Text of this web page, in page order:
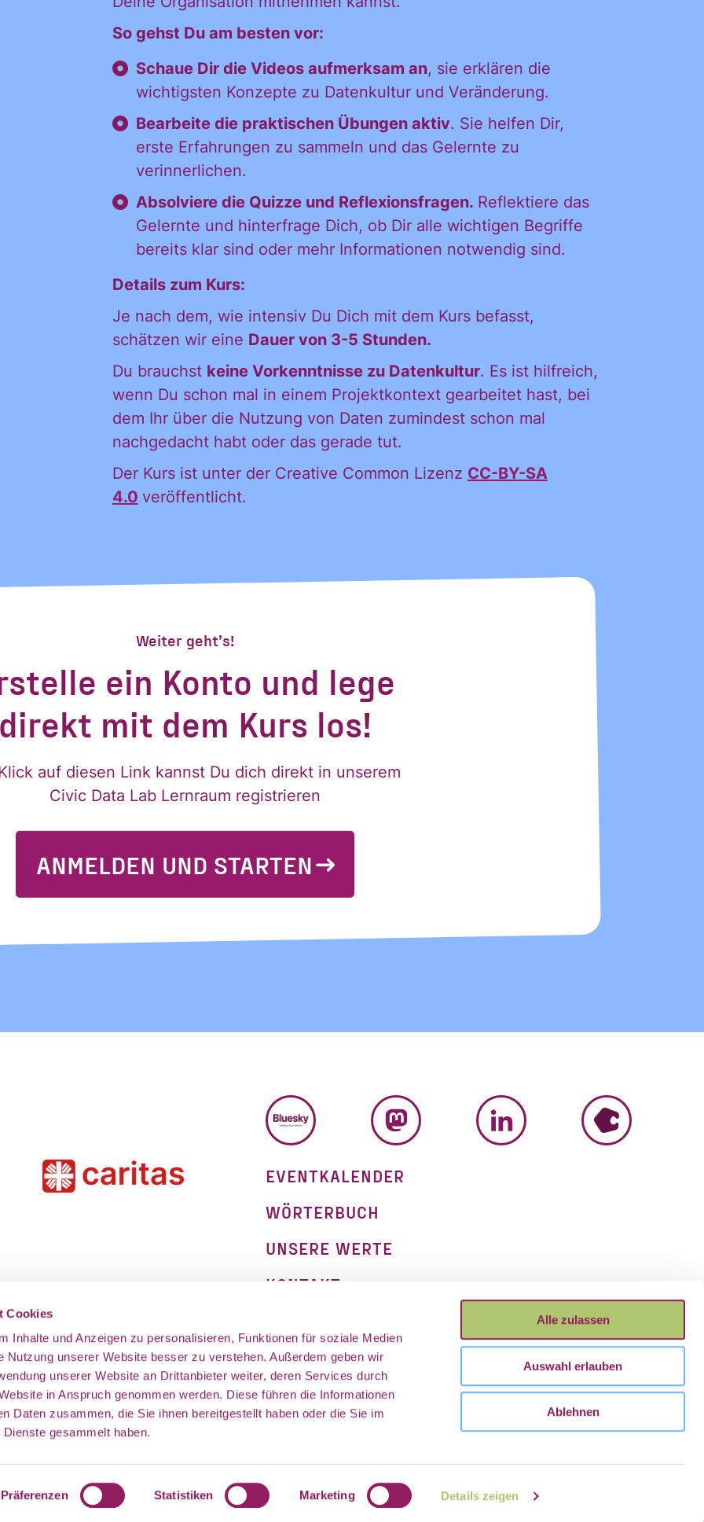
Cookies
Inhalte und Anzeigen zu personalisieren, Funktionen für soziale Medien
Nutzung unserer Website besser zu verstehen. Außerdem geben wir
unserer Website an Drittanbieter weiter, deren Services durch
in Anspruch genommen werden. Diese führen die Informationen
Daten zusammen, die Sie ihnen bereitgestellt haben oder die Sie im
gesammelt haben.
Präferenzen Statistiken Marketing Details zeigen
Alle zulassen
Auswahl erlauben
Ablehnen
So gehst Du am besten vor:
Schaue Dir die Videos aufmerksam an, sie erklären die
wichtigsten Konzepte zu Datenkultur und Veränderung.
Bearbeite die praktischen Übungen aktiv. Sie helfen Dir,
erste Erfahrungen zu sammeln und das Gelernte zu
verinnerlichen.
Absolviere die Quizze und Reflexionsfragen. Reflektiere das
Gelernte und hinterfrage Dich, ob Dir alle wichtigen Begriffe
bereits klar sind oder mehr Informationen notwendig sind.
Details zum Kurs:
Je nach dem, wie intensiv Du Dich mit dem Kurs befasst,
schätzen wir eine Dauer von 3-5 Stunden.
Du brauchst keine Vorkenntnisse zu Datenkultur. Es ist hilfreich,
wenn Du schon mal in einem Projektkontext gearbeitet hast, bei
dem Ihr über die Nutzung von Daten zumindest schon mal
nachgedacht habt oder das gerade tut.
Der Kurs ist unter der Creative Common Lizenz CC-BY-SA
4.0 veröffentlicht.
aus oder nehmt an unseren Offline Events teil.
Weiter geht’s!
ein Konto und lege
direkt mit dem Kurs los!
auf diesen Link kannst Du dich direkt in unserem
Civic Data Lab Lernraum registrieren
ANMELDEN UND STARTEN
g
BLUESKY MASTODON LINKEDIN HUMHUB
EVENTKALENDER
WÖRTERBUCH
UNSERE WERTE
KONTAKT
DATENSCHUTZ
Nachname
Nachname
Newsletter des Civic Data Lab per E-Mail erhalten. Diese
jederzeit widerrufen. Ich habe die Hinweise zum Widerruf
der Daten in denDatenschutzvereinbarungengelesen und